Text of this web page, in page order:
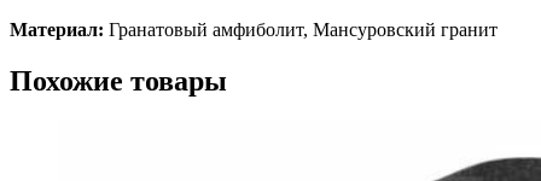
Материал: Гранатовый амфиболит, Мансуровский гранит
Похожие товары